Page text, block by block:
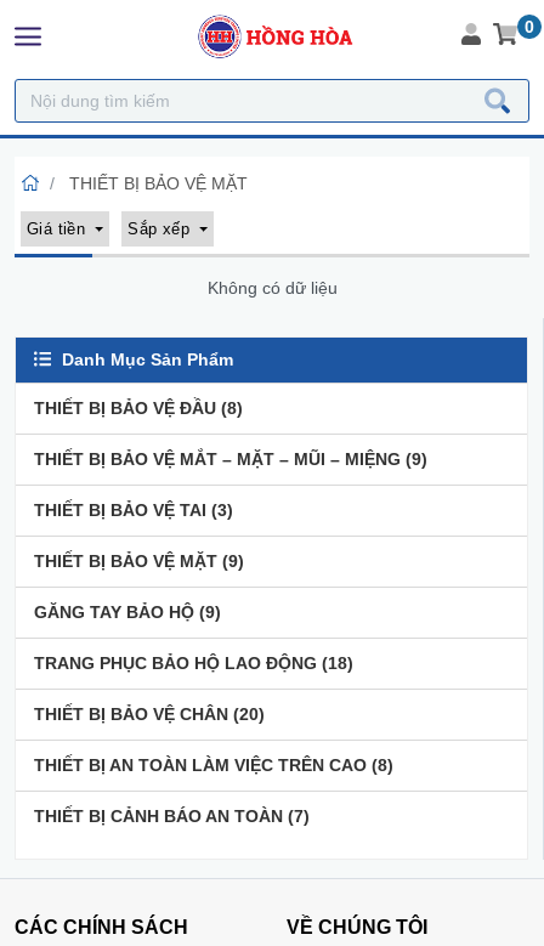
0
Danh Mục Sản Phẩm
THIẾT BỊ BẢO VỆ ĐẦU (8)
THIẾT BỊ BẢO VỆ MẮT – MẶT – MŨI – MIỆNG (9)
THIẾT BỊ BẢO VỆ TAI (3)
THIẾT BỊ BẢO VỆ MẶT (9)
GĂNG TAY BẢO HỘ (9)
TRANG PHỤC BẢO HỘ LAO ĐỘNG (18)
THIẾT BỊ BẢO VỆ CHÂN (20)
THIẾT BỊ AN TOÀN LÀM VIỆC TRÊN CAO (8)
THIẾT BỊ CẢNH BÁO AN TOÀN (7)
THIẾT BỊ BẢO VỆ MẶT
Giá tiền Sắp xếp
Không có dữ liệu
CÁC CHÍNH SÁCH VỀ CHÚNG TÔI